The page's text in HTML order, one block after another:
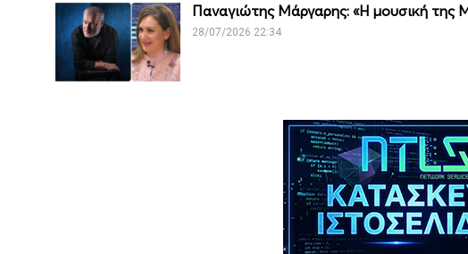
Παναγιώτης Μάργαρης: «Η μουσική της
28/07/2026 22:34